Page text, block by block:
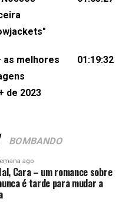
FlorêncioEdição de
as melhores
de 2023
01:19:32
BOMBANDO
ago
Cara – um romance sobre
é tarde para mudar a